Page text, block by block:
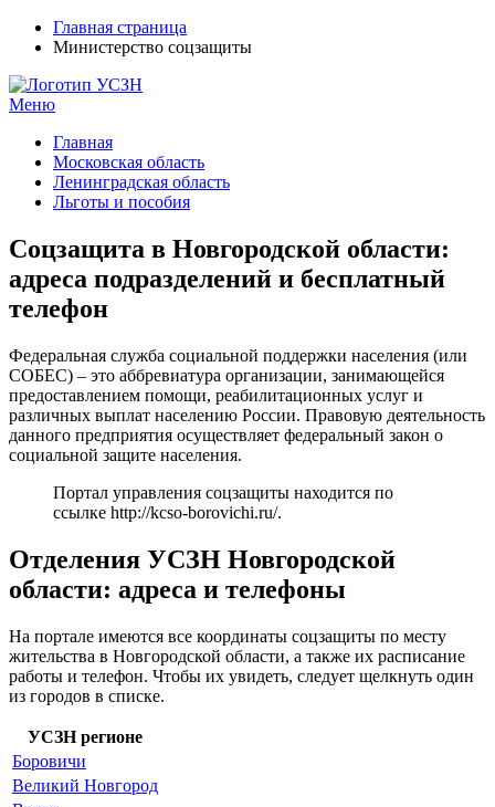
Главная страница
Министерство соцзащиты
Меню
Главная
Московская область
Ленинградская область
Льготы и пособия
Соцзащита в Новгородской области:
адреса подразделений и бесплатный
телефон
Федеральная служба социальной поддержки населения (или
СОБЕС) – это аббревиатура организации, занимающейся
предоставлением помощи, реабилитационных услуг и
различных выплат населению России. Правовую деятельность
данного предприятия осуществляет федеральный закон о
социальной защите населения.
Портал управления соцзащиты находится по
ссылке http://kcso-borovichi.ru/.
Отделения УСЗН Новгородской
области: адреса и телефоны
На портале имеются все координаты соцзащиты по месту
жительства в Новгородской области, а также их расписание
работы и телефон. Чтобы их увидеть, следует щелкнуть один
из городов в списке.
УСЗН регионе
Боровичи
Великий Новгород